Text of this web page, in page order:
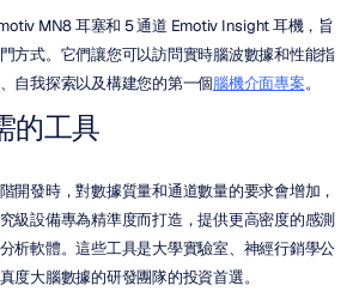
MN8 耳塞和 5 通道 Emotiv Insight 耳機，旨
方式。它們讓您可以訪問實時腦波數據和性能指
自我探索以及構建您的第一個腦機介面專案。
的工具
開發時，對數據質量和通道數量的要求會增加，
級設備專為精準度而打造，提供更高密度的感測
析軟體。這些工具是大學實驗室、神經行銷學公
度大腦數據的研發團隊的投資首選。